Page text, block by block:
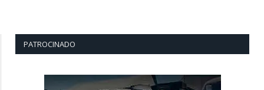
PATROCINADO